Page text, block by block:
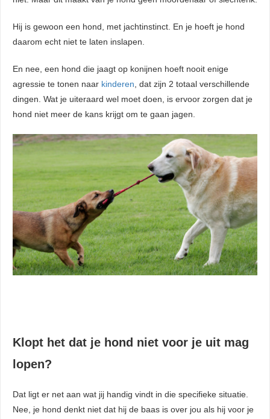
Hij is gewoon een hond, met jachtinstinct. En je hoeft je hond
daarom echt niet te laten inslapen.
En nee, een hond die jaagt op konijnen hoeft nooit enige
agressie te tonen naar kinderen, dat zijn 2 totaal verschillende
dingen. Wat je uiteraard wel moet doen, is ervoor zorgen dat je
hond niet meer de kans krijgt om te gaan jagen.
Klopt het dat je hond niet voor je uit mag
lopen?
Dat ligt er net aan wat jij handig vindt in die specifieke situatie.
Nee, je hond denkt niet dat hij de baas is over jou als hij voor je